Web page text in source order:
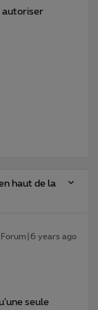
autoriser
haut de la
years ago
seule